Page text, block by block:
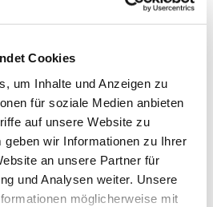
Cookies
um Inhalte und Anzeigen zu
für soziale Medien anbieten
auf unsere Website zu
geben wir Informationen zu Ihrer
an unsere Partner für
und Analysen weiter. Unsere
möglicherweise mit